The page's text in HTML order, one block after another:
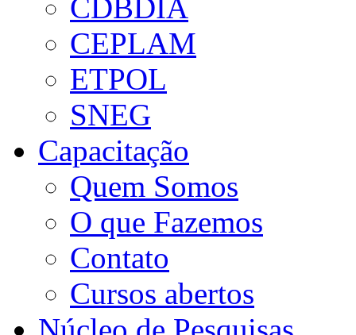
CDBDIA
CEPLAM
ETPOL
SNEG
Capacitação
Quem Somos
O que Fazemos
Contato
Cursos abertos